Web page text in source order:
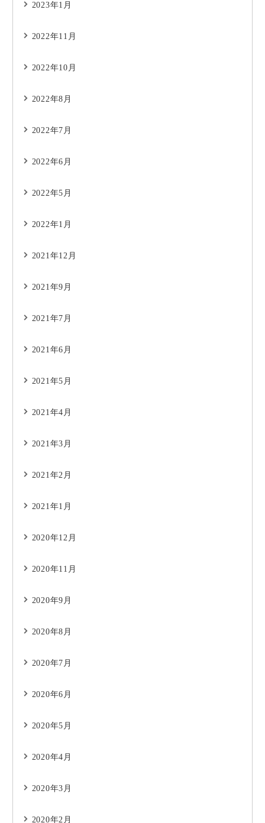
2023年1月
2022年11月
2022年10月
2022年8月
2022年7月
2022年6月
2022年5月
2022年1月
2021年12月
2021年9月
2021年7月
2021年6月
2021年5月
2021年4月
2021年3月
2021年2月
2021年1月
2020年12月
2020年11月
2020年9月
2020年8月
2020年7月
2020年6月
2020年5月
2020年4月
2020年3月
2020年2月